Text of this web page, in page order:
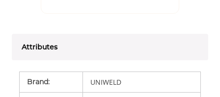
Attributes
Brand: UNIWELD